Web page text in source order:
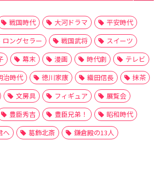
戦国時代 大河ドラマ
平安時代
ロングセラー 戦国武将
スイーツ
幕末 漫画 時代劇
テレビ
治時代 徳川家康 織田信長
抹茶
文房具 フィギュア
展覧会
豊臣秀吉 豊臣兄弟！
昭和時代
へ
葛飾北斎 鎌倉殿の13人